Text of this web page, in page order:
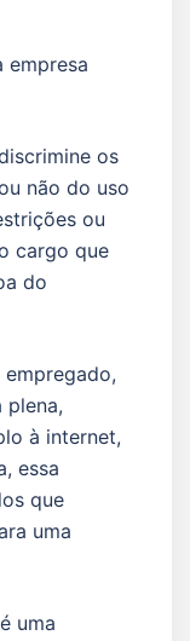
empresa
os
não do uso
ou
cargo que
do
plena,
à internet,
essa
que
uma
uma